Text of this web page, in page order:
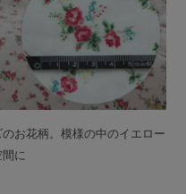
お花柄。模様の中のイエロー
に